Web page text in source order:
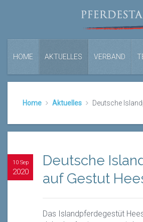
HOME AKTUELLES VERBAND
Home Aktuelles Deutsche
10 Sep
2020
Deutsche
auf Gestut
Das Islandpferdegestüt